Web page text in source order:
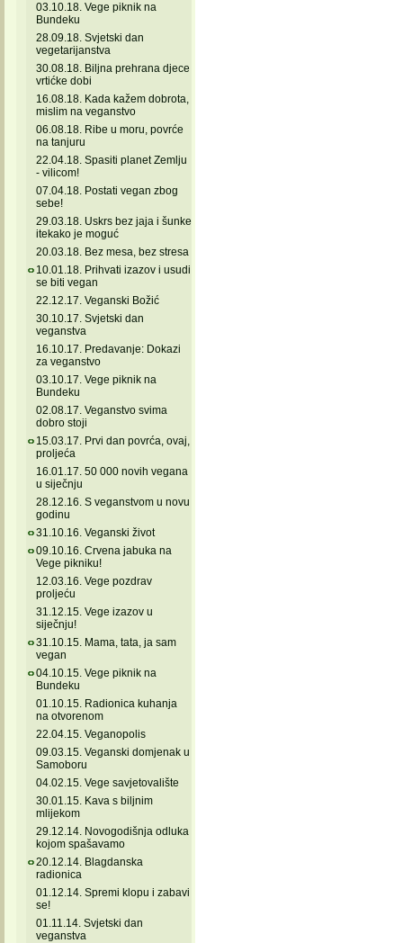
03.10.18. Vege piknik na
Bundeku
28.09.18. Svjetski dan
vegetarijanstva
30.08.18. Biljna prehrana djece
vrtićke dobi
16.08.18. Kada kažem dobrota,
mislim na veganstvo
06.08.18. Ribe u moru, povrće
na tanjuru
22.04.18. Spasiti planet Zemlju
- vilicom!
07.04.18. Postati vegan zbog
sebe!
29.03.18. Uskrs bez jaja i šunke
itekako je moguć
20.03.18. Bez mesa, bez stresa
10.01.18. Prihvati izazov i usudi
se biti vegan
22.12.17. Veganski Božić
30.10.17. Svjetski dan
veganstva
16.10.17. Predavanje: Dokazi
za veganstvo
03.10.17. Vege piknik na
Bundeku
02.08.17. Veganstvo svima
dobro stoji
15.03.17. Prvi dan povrća, ovaj,
proljeća
16.01.17. 50 000 novih vegana
u siječnju
28.12.16. S veganstvom u novu
godinu
31.10.16. Veganski život
09.10.16. Crvena jabuka na
Vege pikniku!
12.03.16. Vege pozdrav
proljeću
31.12.15. Vege izazov u
siječnju!
31.10.15. Mama, tata, ja sam
vegan
04.10.15. Vege piknik na
Bundeku
01.10.15. Radionica kuhanja
na otvorenom
22.04.15. Veganopolis
09.03.15. Veganski domjenak u
Samoboru
04.02.15. Vege savjetovalište
30.01.15. Kava s biljnim
mlijekom
29.12.14. Novogodišnja odluka
kojom spašavamo
20.12.14. Blagdanska
radionica
01.12.14. Spremi klopu i zabavi
se!
01.11.14. Svjetski dan
veganstva